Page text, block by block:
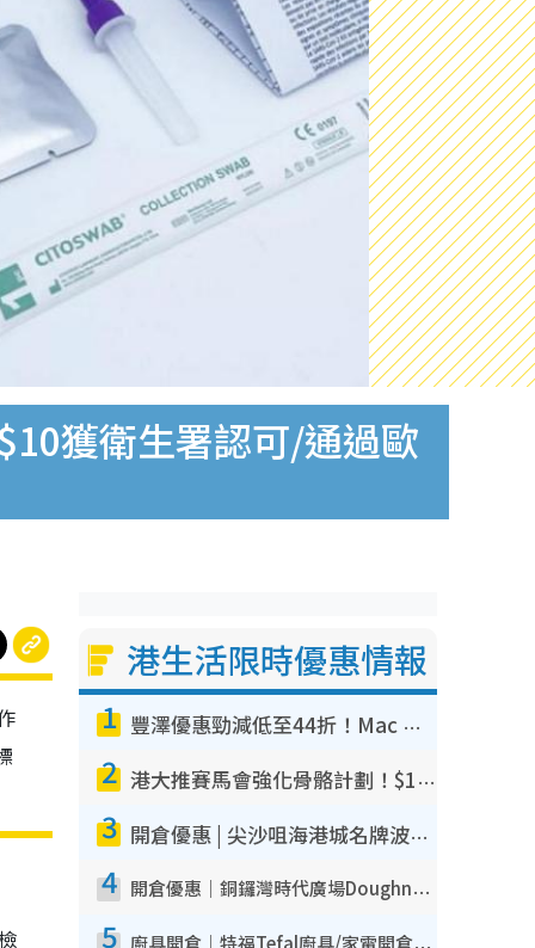
獲衛生署認可/通過歐
港生活限時優惠情報
1 豐澤優惠勁減低至44折！Mac mini/iPhone17Pro大減價！廚房家電$220起
2 港大推賽馬會強化骨骼計劃！$100骨質密度X光檢查 完成免費運動訓練送超市禮券！附參加資格
3 開倉優惠 | 尖沙咀海港城名牌波鞋開倉低至1折！On鞋$899起／Joy&Peace鞋履$98起
4 開倉優惠｜銅鑼灣時代廣場Doughnut/Campo Marzio開倉低至1折！背囊、書包、手袋劈價$200起
5